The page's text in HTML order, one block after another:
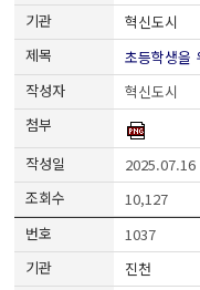
혁신도시
초등학생을
혁신도시
2025.07.16
10,127
1037
진천